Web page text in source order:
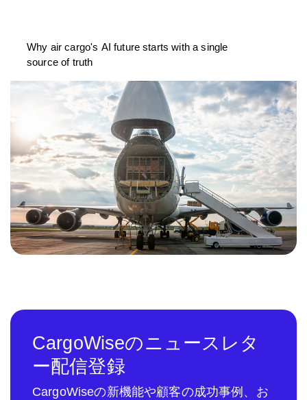
Why air cargo's AI future starts with a single
source of truth
CargoWiseのニュースレタ
ー配信登録
CargoWiseの新機能や顧客の成功事例、お